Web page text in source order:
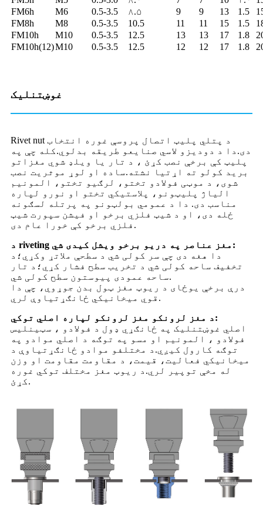
FM6h
M6 0.5-3.5 ۸.۵ 9 9 13 1.5
FM8h
M8 0.5-3.5 10.5 11 11 15 1.5
FM10h
M10 0.5-3.5 12.5 13 13 17 1.8
FM10h(12)M10 0.5-3.5 12.5 12 12 17 1.8
غوښتنلیک
Rivet nut د پتلي پلیټ اتصال پروسې غوره انتخاب
دی.دا د دودیزو لاسي صنایعو طریقه بدلوي.کله چې په
پلیټ کې برخې نصب کړئ ، د تار یا ویلډ شوي مغزاتو
برید کولو ته اړتیا نشته.ساده او لوړ موثریت نصب
شوی، د موټی فولادو تختو، لرګیو تختو، المونیم
الیاژ پلیټونو، پلاستيکي تختو او نورو لپاره
مناسب دی. دا د عمومي بولټونو په پرتله لسګونه
ځله دی، او د شیټ فلزي برخو او فیشن سپورت شیټ
فلزي برخو کې خورا عام دی.
د riveting مغز عناصر په دریو برخو ویشل کیدی شي:
دا هغه دی چې سر کولی شي د سطحې ملاتړ وکړي؛د
تخفیف ساحه کولی شي د تخریب سطح فشار کړي؛د تار
ساحه عمودی پیوستون سطح کولی شي.
درې برخې یوځای د ریوټ مغز ټول بدن جوړوي، چې دا
قوي میخانیکي ځانګړتیاوې لري.
د مغز لرونکو مغز لرونکو لپاره اصلي توکي:
اصلي غوښتنلیک په ځانګړي ډول د فولادو ، سټینلیس
فولادو ، المونیم او مسو په توګه د اصلي موادو په
توګه کارول کیږي.د مختلفو موادو ځانګړتیاوې د
میخانیکي فعالیت، قیمت، د مقاومت مقاومت او وزن
له مخې توپیر لري.د ریوټ مغز مختلف توکي غوره
کړئ.